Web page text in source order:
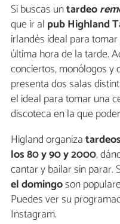
Si buscas untardeo
que ir al pub Highland
irlandés ideal para
última hora de la tarde.
conciertos, monólogos y
presenta dos salas
el ideal para tomar una
discoteca en la que
Higland organiza
los 80 y 90 y 2000,
cantar y bailar sin parar.
el domingoson
Puedes ver su
Instagram.